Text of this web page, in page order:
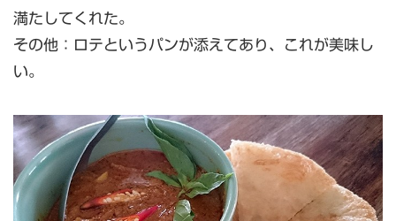
満たしてくれた。
その他：ロテというパンが添えてあり、これが美味し
い。